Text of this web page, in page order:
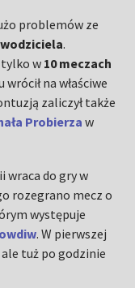
problemów ze
.
tylko w 10 meczach
na właściwe
zaliczył także
Probierza w
wraca do gry w
rozegrano mecz o
występuje
. W pierwszej
ale tuż po godzinie